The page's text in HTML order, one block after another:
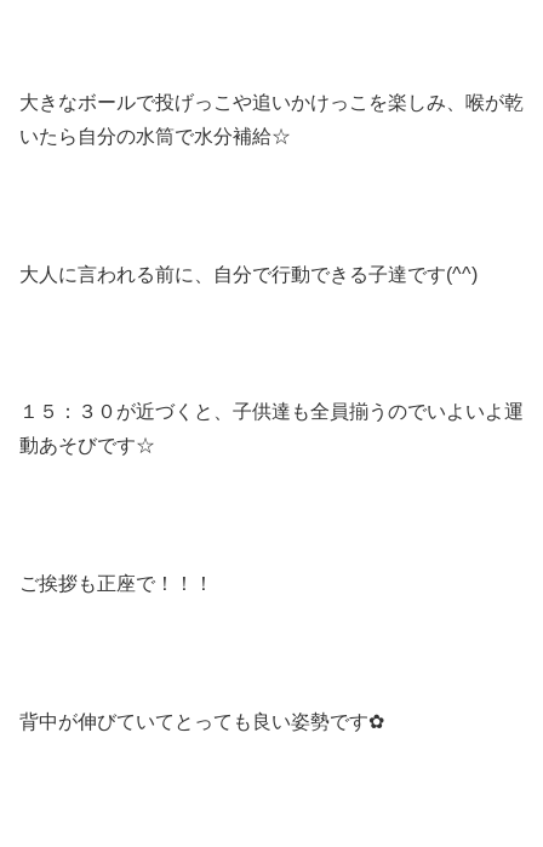
大きなボールで投げっこや追いかけっこを楽しみ、喉が乾
いたら自分の水筒で水分補給☆
大人に言われる前に、自分で行動できる子達です(^^)
１５：３０が近づくと、子供達も全員揃うのでいよいよ運
動あそびです☆
ご挨拶も正座で！！！
背中が伸びていてとっても良い姿勢です✿